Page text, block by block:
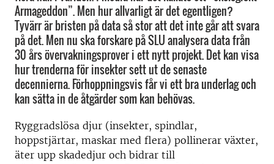
Armageddon”. Men hur allvarligt är det egentligen?
Tyvärr är bristen på data så stor att det inte går att svara
på det. Men nu ska forskare på SLU analysera data från
30 års övervakningsprover i ett nytt projekt. Det kan visa
hur trenderna för insekter sett ut de senaste
decennierna. Förhoppningsvis får vi ett bra underlag och
kan sätta in de åtgärder som kan behövas.
Ryggradslösa djur (insekter, spindlar,
hoppstjärtar, maskar med flera) pollinerar växter,
äter upp skadedjur och bidrar till